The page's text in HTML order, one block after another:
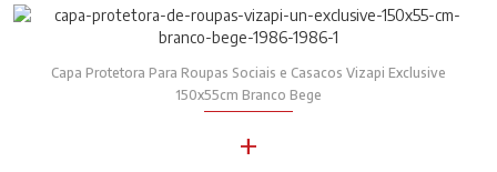
Capa Protetora Para Roupas Sociais e Casacos Vizapi Exclusive
150x55cm Branco Bege
+